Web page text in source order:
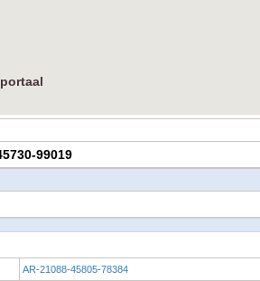
99019
AR-21088-45805-78384